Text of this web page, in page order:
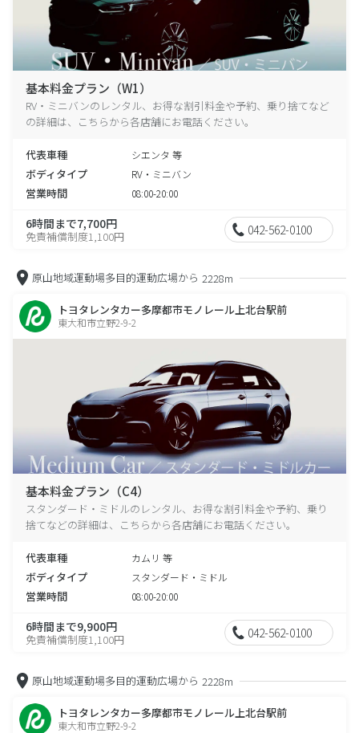
基本料金プラン（W1）
RV・ミニバンのレンタル、お得な割引料金や予約、乗り捨てなど
の詳細は、こちらから各店舗にお電話ください。
代表車種 シエンタ 等
ボディタイプ RV・ミニバン
営業時間 08:00-20:00
6時間まで7,700円
免責補償制度1,100円 042-562-0100
原山地域運動場多目的運動広場から 2228m
トヨタレンタカー多摩都市モノレール上北台駅前
東大和市立野2-9-2
基本料金プラン（C4）
スタンダード・ミドルのレンタル、お得な割引料金や予約、乗り
捨てなどの詳細は、こちらから各店舗にお電話ください。
代表車種 カムリ 等
ボディタイプ スタンダード・ミドル
営業時間 08:00-20:00
6時間まで9,900円
免責補償制度1,100円 042-562-0100
原山地域運動場多目的運動広場から 2228m
トヨタレンタカー多摩都市モノレール上北台駅前
東大和市立野2-9-2